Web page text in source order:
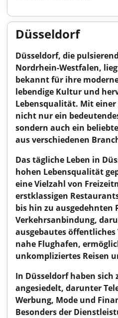
Düsseldorf
Düsseldorf, die
Nordrhein-Westfalen,
bekannt für ihre
lebendige Kultur und
Lebensqualität. Mit einer
nicht nur ein
sondern auch ein
aus verschiedenen
Das tägliche Leben in
hohen Lebensqualität
eine Vielzahl von
erstklassigen
bis hin zu ausgedehnten
Verkehrsanbindung,
ausgebautes
nahe Flughafen,
unkompliziertes Reisen
In Düsseldorf haben sich
angesiedelt, darunter
Werbung, Mode und
Besonders der